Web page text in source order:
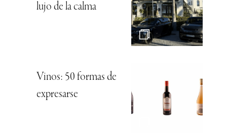
lujo de la calma
Vinos: 50 formas de
expresarse